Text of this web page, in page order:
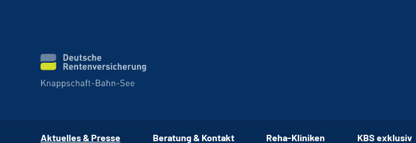
Aktuelles & Presse Beratung & Kontakt Reha-Kliniken KBS exklusiv